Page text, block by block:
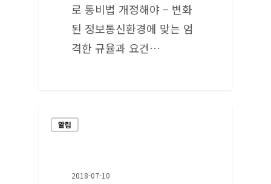
로 통비법 개정해야 – 변화
된 정보통신환경에 맞는 엄
격한 규율과 요건…
알림
2018-07-10